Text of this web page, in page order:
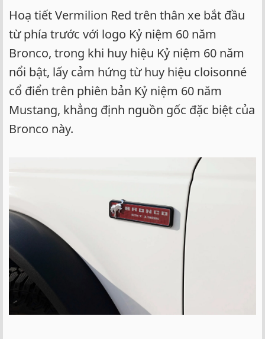
Hoạ tiết Vermilion Red trên thân xe bắt đầu
từ phía trước với logo Kỷ niệm 60 năm
Bronco, trong khi huy hiệu Kỷ niệm 60 năm
nổi bật, lấy cảm hứng từ huy hiệu cloisonné
cổ điển trên phiên bản Kỷ niệm 60 năm
Mustang, khẳng định nguồn gốc đặc biệt của
Bronco này.